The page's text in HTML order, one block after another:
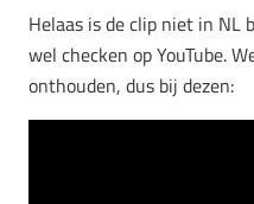
Helaas is de clip niet in NL
wel checken op YouTube.
onthouden, dus bij dezen: